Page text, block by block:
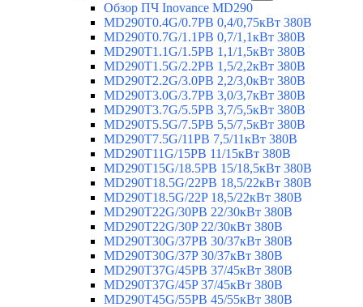
Обзор ПЧ Inovance MD290
MD290T0.4G/0.7PB 0,4/0,75кВт 380В
MD290T0.7G/1.1PB 0,7/1,1кВт 380В
MD290T1.1G/1.5PB 1,1/1,5кВт 380В
MD290T1.5G/2.2PB 1,5/2,2кВт 380В
MD290T2.2G/3.0PB 2,2/3,0кВт 380В
MD290T3.0G/3.7PB 3,0/3,7кВт 380В
MD290T3.7G/5.5PB 3,7/5,5кВт 380В
MD290T5.5G/7.5PB 5,5/7,5кВт 380В
MD290T7.5G/11PB 7,5/11кВт 380В
MD290T11G/15PB 11/15кВт 380В
MD290T15G/18.5PB 15/18,5кВт 380В
MD290T18.5G/22PB 18,5/22кВт 380В
MD290T18.5G/22P 18,5/22кВт 380В
MD290T22G/30PB 22/30кВт 380В
MD290T22G/30P 22/30кВт 380В
MD290T30G/37PB 30/37кВт 380В
MD290T30G/37P 30/37кВт 380В
MD290T37G/45PB 37/45кВт 380В
MD290T37G/45P 37/45кВт 380В
MD290T45G/55PB 45/55кВт 380В